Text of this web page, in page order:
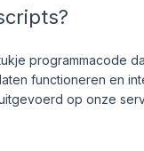
programmacode
functioneren en
op onze